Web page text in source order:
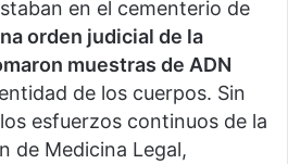
en el cementerio de
orden judicial de la
muestras de ADN
de los cuerpos. Sin
esfuerzos continuos de la
de Medicina Legal,